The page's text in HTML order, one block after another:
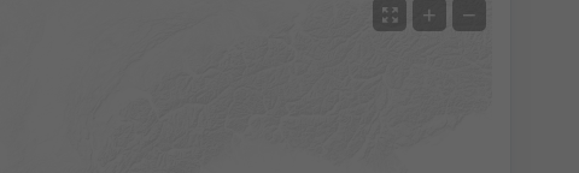
+ −